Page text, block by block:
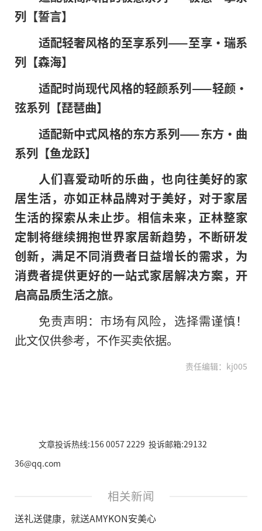
列【誓言】
适配轻奢风格的至享系列——至享· 瑞系
列 【森海】
适配时尚现代风格的轻颜系列——轻颜·
弦系列 【琵琶曲】
适配新中式风格的东方系列——东方·曲
系列【鱼龙跃】
人们喜爱动听的乐曲，也向往美好的家
居生活，亦如正林品牌对于美好，对于家居
生活的探索从未止步。 相信未来，正林整家
定制将继续拥抱世界家居新趋势，不断研发
创新，满足不同消费者日益增长的需求，为
消费者提供更好的一站式家居解决方案，开
启高品质生活之旅。
免责声明：市场有风险，选择需谨慎！
此文仅供参考，不作买卖依据。
责任编辑：kj005
文章投诉热线:156 0057 2229 投诉邮箱:29132
36@qq.com
相关新闻
送礼送健康，就送AMYKON安美心